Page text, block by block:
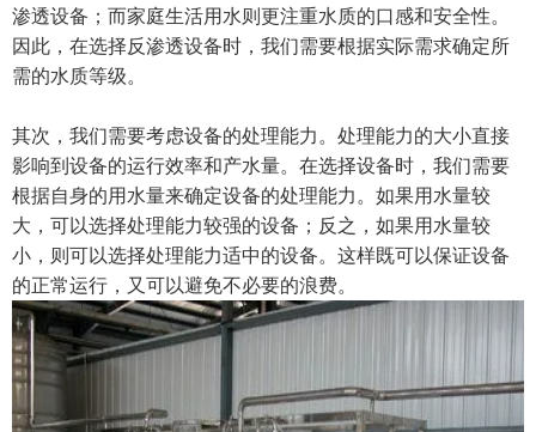
渗透设备；而家庭生活用水则更注重水质的口感和安全性。
因此，在选择反渗透设备时，我们需要根据实际需求确定所
需的水质等级。
其次，我们需要考虑设备的处理能力。处理能力的大小直接
影响到设备的运行效率和产水量。在选择设备时，我们需要
根据自身的用水量来确定设备的处理能力。如果用水量较
大，可以选择处理能力较强的设备；反之，如果用水量较
小，则可以选择处理能力适中的设备。这样既可以保证设备
的正常运行，又可以避免不必要的浪费。